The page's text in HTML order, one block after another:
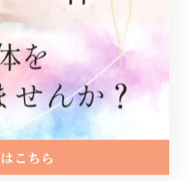
しっかり効果を実感で
す。
日の体調や悩みを伝え
ことができます。例え
取りたい」「リラック
軟に対応してもらえる
こちら